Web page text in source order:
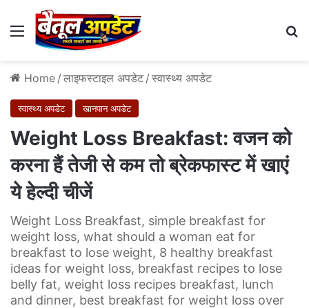
Menu
Home / लाइफस्टाइल अपडेट / स्वास्थ्य अपडेट
स्वास्थ्य अपडेट खानपान अपडेट
Weight Loss Breakfast: वजन को
करना हैं तेजी से कम तो ब्रेकफास्‍ट में खाएं
ये हेल्‍दी चीजें
Weight Loss Breakfast, simple breakfast for
weight loss, what should a woman eat for
breakfast to lose weight, 8 healthy breakfast
ideas for weight loss, breakfast recipes to lose
belly fat, weight loss recipes breakfast, lunch
and dinner, best breakfast for weight loss over